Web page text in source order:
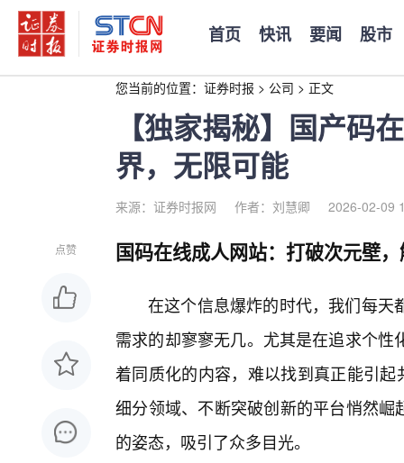
首页 快讯 要闻 股市
您当前的位置： 证券时报 > 公司 > 正文
【独家揭秘】国产码
界，无限可能
来源：证券时报网 作者：刘慧卿 2026-02-09
点赞 国码在线成人网站：打破次元壁
在这个信息爆炸的时代，我们每天
需求的却寥寥无几。尤其是在追求个
着同质化的内容，难以找到真正能引
细分领域、不断突破创新的平台悄然
的姿态，吸引了众多目光。